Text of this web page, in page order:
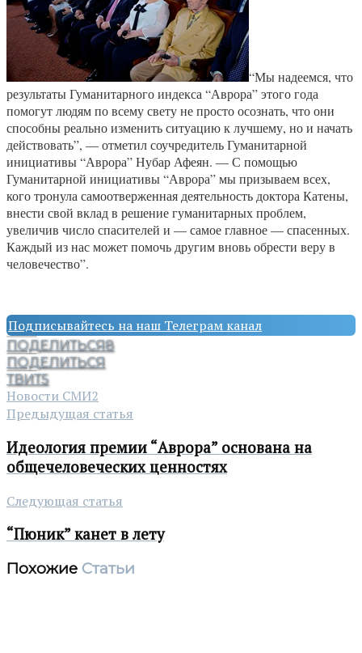
“Мы надеемся, что
результаты Гуманитарного индекса “Аврора” этого года
помогут людям по всему свету не просто осознать, что они
способны реально изменить ситуацию к лучшему, но и начать
действовать”, — отметил соучредитель Гуманитарной
инициативы “Аврора” Нубар Афеян. — С помощью
Гуманитарной инициативы “Аврора” мы призываем всех,
кого тронула самоотверженная деятельность доктора Катены,
внести свой вклад в решение гуманитарных проблем,
увеличив число спасителей и — самое главное — спасенных.
Каждый из нас может помочь другим вновь обрести веру в
человечество”.
Подписывайтесь на наш Телеграм канал
ПОДЕЛИТЬСЯ8
ПОДЕЛИТЬСЯ
ТВИТ5
Новости СМИ2
Предыдущая статья
Идеология премии “Аврора” основана на
общечеловеческих ценностях
Следующая статья
“Пюник” канет в лету
Похожие Статьи